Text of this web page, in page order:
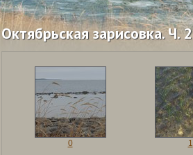
Октябрьская зарисовка. Ч. 2
0 1